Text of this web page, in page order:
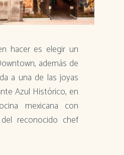
hacer es elegir un
además de
a una de las joyas
Azul Histórico, en
mexicana con
reconocido chef